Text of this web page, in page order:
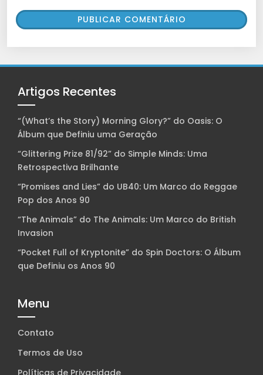
Artigos Recentes
“(What’s the Story) Morning Glory?” do Oasis: O
Álbum que Definiu uma Geração
“Glittering Prize 81/92” do Simple Minds: Uma
Retrospectiva Brilhante
“Promises and Lies” do UB40: Um Marco do Reggae
Pop dos Anos 90
“The Animals” do The Animals: Um Marco do British
Invasion
“Pocket Full of Kryptonite” do Spin Doctors: O Álbum
que Definiu os Anos 90
Menu
Contato
Termos de Uso
Políticas de Privacidade